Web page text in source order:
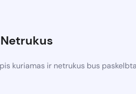
Netrukus
kuriamas ir netrukus bus